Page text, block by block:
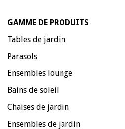
GAMME DE PRODUITS
Tables de jardin
Parasols
Ensembles lounge
Bains de soleil
Chaises de jardin
Ensembles de jardin